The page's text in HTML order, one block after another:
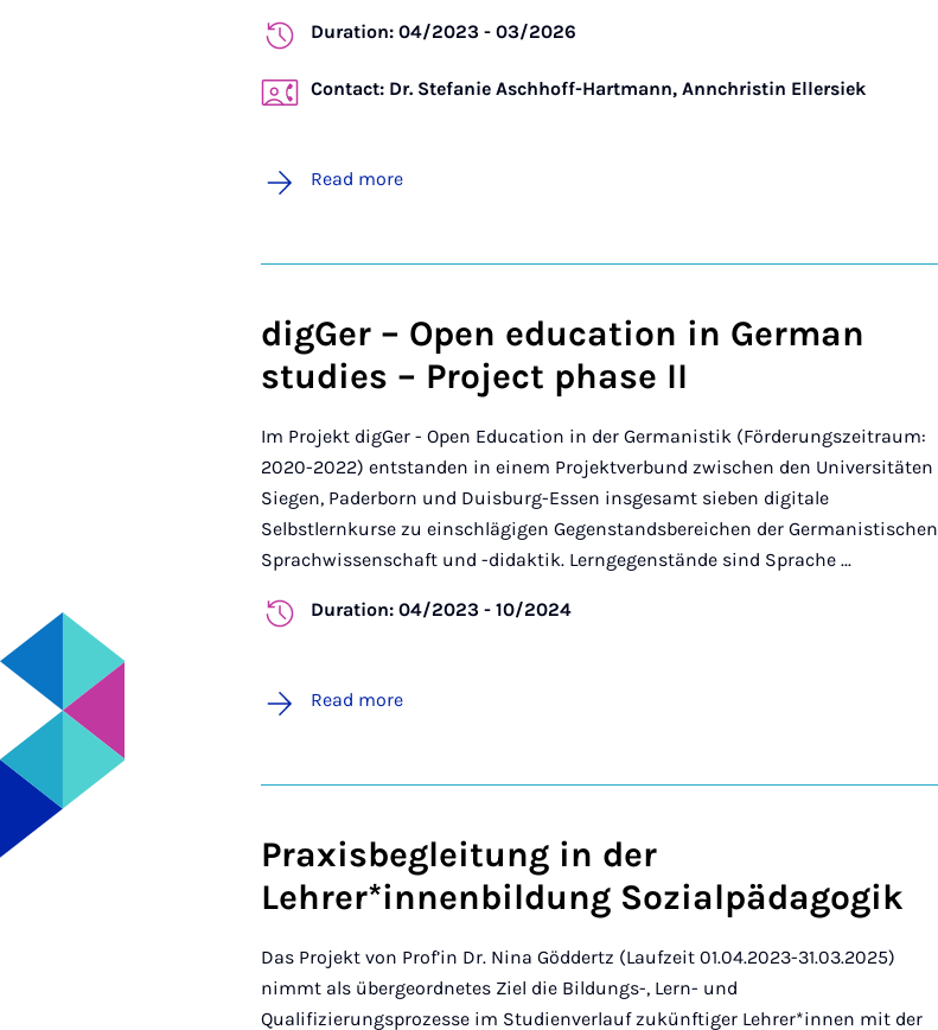
Duration: 04/2023 - 03/2026
Contact: Dr. Stefanie Aschhoff-Hartmann, Annchristin Ellersiek
Read more
digGer – Open education in German
studies – Project phase II
Im Projekt digGer - Open Education in der Germanistik (Förderungszeitraum:
2020-2022) entstanden in einem Projektverbund zwischen den Universitäten
Siegen, Paderborn und Duisburg-Essen insgesamt sieben digitale
Selbstlernkurse zu einschlägigen Gegenstandsbereichen der Germanistischen
Sprachwissenschaft und -didaktik. Lerngegenstände sind Sprache ...
Duration: 04/2023 - 10/2024
Read more
Praxisbegleitung in der
Lehrer*innenbildung Sozialpädagogik
Das Projekt von Prof’in Dr. Nina Göddertz (Laufzeit 01.04.2023-31.03.2025)
nimmt als übergeordnetes Ziel die Bildungs-, Lern- und
Qualifizierungsprozesse im Studienverlauf zukünftiger Lehrer*innen mit der